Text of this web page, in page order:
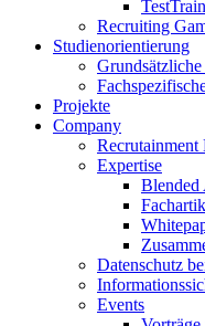
Recruiting
Studienorientierung
Projekte
Company
Recrutainment
Expertise
Blended
Datenschutz
Events